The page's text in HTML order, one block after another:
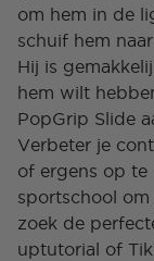
om hem in de
schuif hem
Hij is
hem wilt
PopGrip Slide
Verbeter je
of ergens op te
sportschool
zoek de
uptutorial of